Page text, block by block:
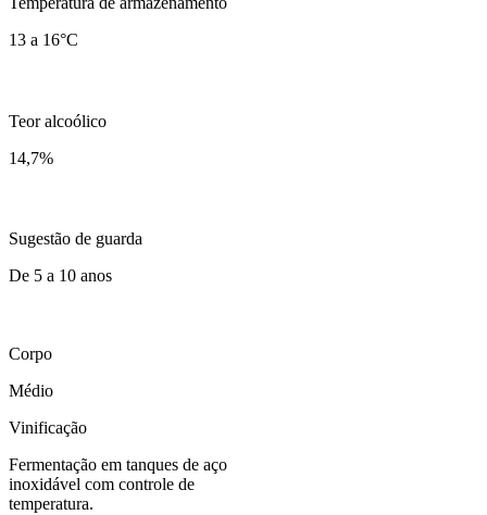
13 a 16°C
Teor alcoólico
14,7%
Sugestão de guarda
De 5 a 10 anos
Corpo
Médio
Vinificação
Fermentação em tanques de aço
inoxidável com controle de
temperatura.